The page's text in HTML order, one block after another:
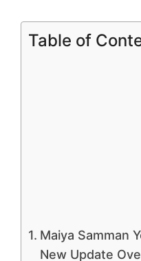
Table of
Maiya Samman
New Update